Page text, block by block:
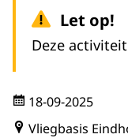
Let op!
Deze
18-09-2025
Vliegbasis